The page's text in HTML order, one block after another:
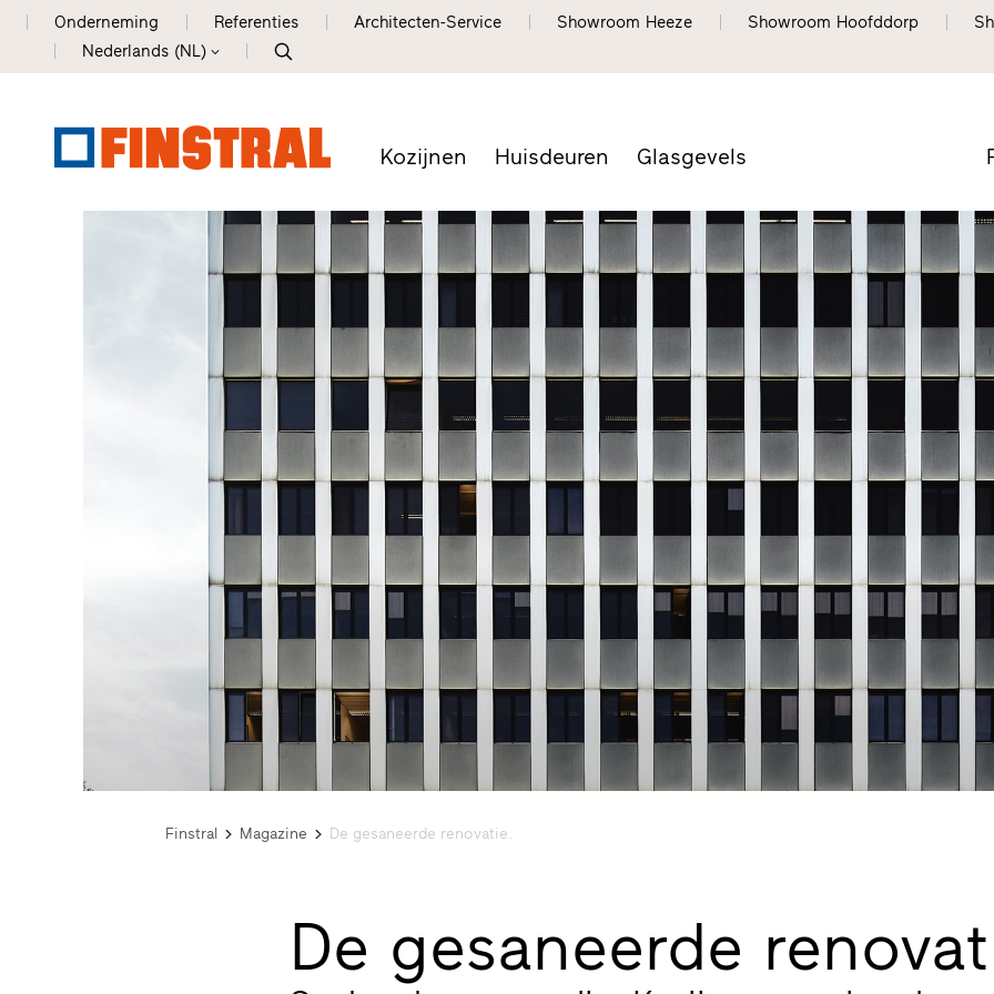
Onderneming Referenties Architecten-Service Showroom Heeze Showroom Hoofddorp
Nederlands (NL)
Kozijnen Huisdeuren Glasgevels
Finstral Magazine De gesaneerde renovatie.
De gesaneerde